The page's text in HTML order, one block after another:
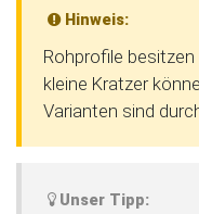
Hinweis:
Rohprofile
kleine Kratzer
Varianten sind
Unser Tipp: